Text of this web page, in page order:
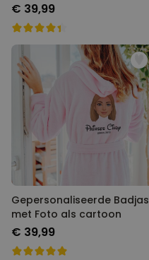
€ 39,99
Gepersonaliseerde Badjas
met Foto als cartoon
€ 39,99